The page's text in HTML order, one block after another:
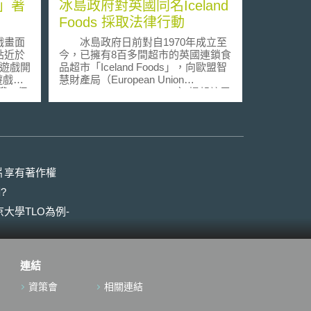
著
面
近於
戲開
，
，保
NBA
對
著作
作權
要
任何
保有
戲中
者放
刺
來是
。
冰島政府對英國同名Iceland
Foods 採取法律行動
冰島政府日前對自1970年成立至
今，已擁有8百多間超市的英國連鎖食
品超市「Iceland Foods」，向歐盟智
慧財產局（European Union
Intellectual Property Office）提起註冊
無效之訴訟。該超市為創辦人
中使用英文「冰島」一詞，除與英國
Iceland Foods無販賣相似性質之產
企業無法將(Iceland)做為產品之描述
聯繫，並強調該企業以Iceland名稱經
營已經46年，並不認為未來消費者或
享有著作權
大學TLO為例-
連結
資策會 相關連結